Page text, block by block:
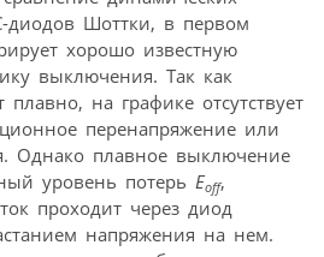
диодов Шоттки, в первом
хорошо известную
выключения. Так как
плавно, на графике отсутствует
перенапряжение или
Однако плавное выключение
уровень потерь Eoff,
проходит через диод
напряжения на нем.